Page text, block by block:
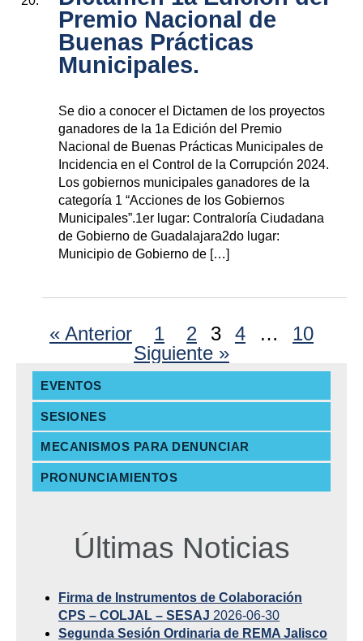
Premio Nacional de
Buenas Prácticas
Municipales.
Se dio a conocer el Dictamen de los proyectos
ganadores de la 1a Edición del Premio
Nacional de Buenas Prácticas Municipales de
Incidencia en el Control de la Corrupción 2024.
Los gobiernos municipales ganadores de la
categoría 1 “Acciones de los Gobiernos
Municipales”.1er lugar: Contraloría Ciudadana
de Gobierno de Guadalajara2do lugar:
Municipio de Gobierno de […]
« Anterior 1 2 3 4 …
10
Siguiente »
EVENTOS
SESIONES
MECANISMOS PARA DENUNCIAR
PRONUNCIAMIENTOS
Últimas Noticias
Firma de Instrumentos de Colaboración
CPS – COLJAL – SESAJ 2026-06-30
Segunda Sesión Ordinaria de REMA Jalisco